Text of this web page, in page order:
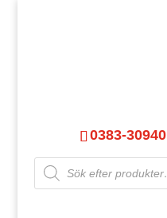
0383-30940
Products
search